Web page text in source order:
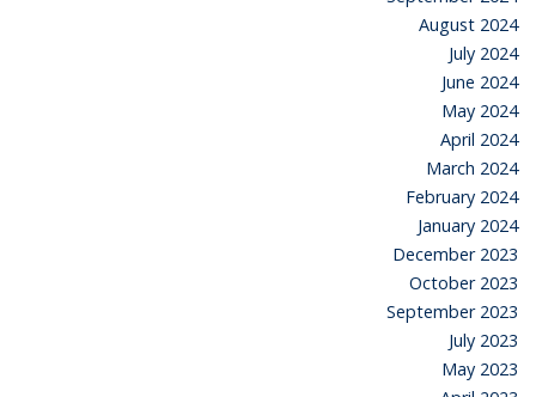
August 2024
July 2024
June 2024
May 2024
April 2024
March 2024
February 2024
January 2024
December 2023
October 2023
September 2023
July 2023
May 2023